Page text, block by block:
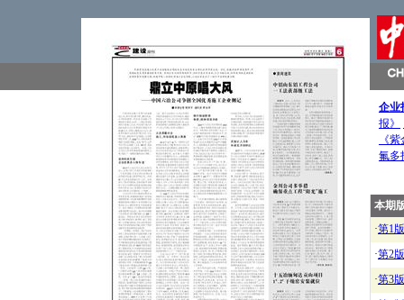
企业
报》
《
氟多
本期
·第1版
·第2版
·第3版